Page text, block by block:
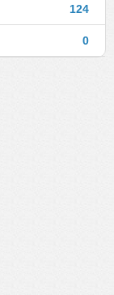
124
0